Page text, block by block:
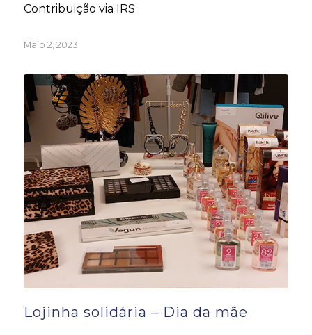
Contribuição via IRS
Maio 2, 2023
Lojinha solidária – Dia da mãe